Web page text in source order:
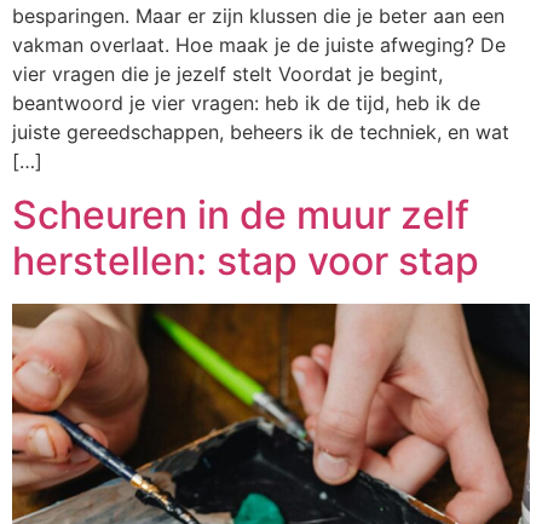
besparingen. Maar er zijn klussen die je beter aan een
vakman overlaat. Hoe maak je de juiste afweging? De
vier vragen die je jezelf stelt Voordat je begint,
beantwoord je vier vragen: heb ik de tijd, heb ik de
juiste gereedschappen, beheers ik de techniek, en wat
[…]
Scheuren in de muur zelf
herstellen: stap voor stap